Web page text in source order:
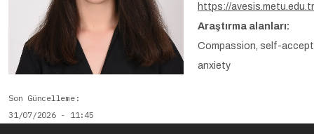
https://
Araştırma alanları:
Compassion, self-
anxiety
Son Güncelleme
31/07/2026 - 11:45